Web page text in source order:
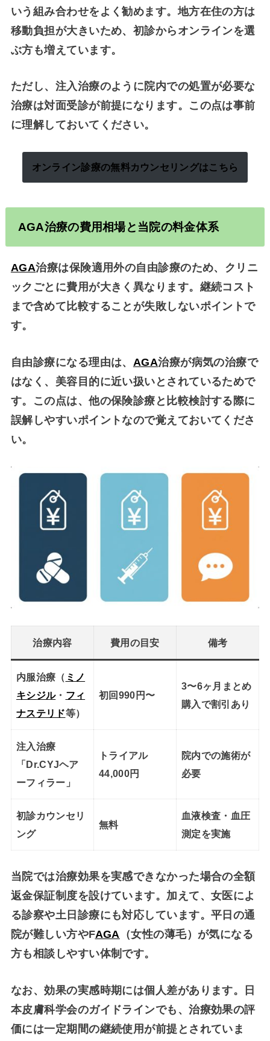
いう組み合わせをよく勧めます。地方在住の方は
移動負担が大きいため、初診からオンラインを選
ぶ方も増えています。
ただし、注入治療のように院内での処置が必要な
治療は対面受診が前提になります。この点は事前
に理解しておいてください。
オンライン診療の無料カウンセリングはこちら
AGA治療の費用相場と当院の料金体系
AGA治療は保険適用外の自由診療のため、クリニ
ックごとに費用が大きく異なります。継続コスト
まで含めて比較することが失敗しないポイントで
す。
自由診療になる理由は、 AGA治療が病気の治療で
はなく、美容目的に近い扱いとされているためで
す。この点は、他の保険診療と比較検討する際に
誤解しやすいポイントなので覚えておいてくださ
い。
治療内容 費用の目安 備考
内服治療（ ミノ
キシジル・ フィ
ナステリド等）
初回990円〜
3〜6ヶ月まとめ
購入で割引あり
注入治療
「Dr.CYJヘア
ーフィラー」
トライアル
44,000円
院内での施術が
必要
初診カウンセリ
ング
無料
血液検査・血圧
測定を実施
当院では治療効果を実感できなかった場合の全額
返金保証制度を設けています。加えて、女医によ
る診察や土日診療にも対応しています。平日の通
院が難しい方やFAGA （女性の薄毛）が気になる
方も相談しやすい体制です。
なお、効果の実感時期には個人差があります。日
本皮膚科学会のガイドラインでも、治療効果の評
価には一定期間の継続使用が前提とされていま